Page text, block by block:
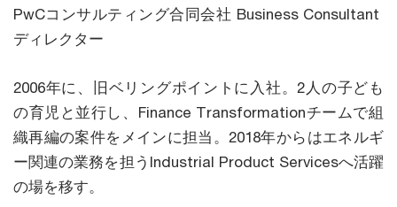
PwCコンサルティング合同会社 Business Consultant
ディレクター
2006年に、旧ベリングポイントに入社。2人の子ども
の育児と並行し、Finance Transformationチームで組
織再編の案件をメインに担当。2018年からはエネルギ
ー関連の業務を担うIndustrial Product Servicesへ活躍
の場を移す。